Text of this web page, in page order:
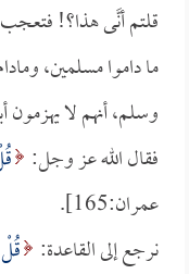
قلتم أنَّى هذا؟!
ما داموا مسلمين،
وسلم، أنهم لا
فقال الله عز وجل:
عمران:165].
نرجع إلى القاعدة: